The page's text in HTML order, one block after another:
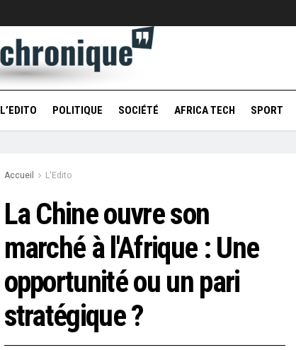
L’EDITO POLITIQUE SOCIÉTÉ AFRICA TECH SPORT
Accueil L'Edito
La Chine ouvre son
marché à l'Afrique : Une
opportunité ou un pari
stratégique ?